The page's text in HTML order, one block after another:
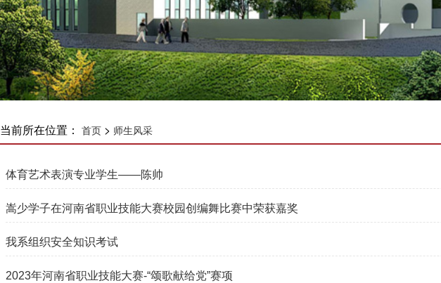
当前所在位置： 首页> 师生风采
体育艺术表演专业学生——陈帅
嵩少学子在河南省职业技能大赛校园创编舞比赛中荣获嘉奖
我系组织安全知识考试
2023年河南省职业技能大赛-“颂歌献给党”赛项